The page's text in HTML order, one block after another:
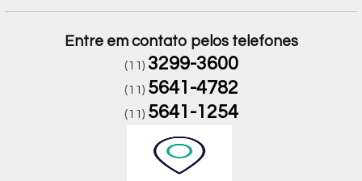
Entre em contato pelos telefones
(11) 3299-3600
(11) 5641-4782
(11) 5641-1254